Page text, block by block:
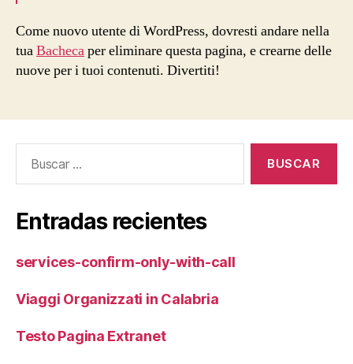
Come nuovo utente di WordPress, dovresti andare nella
tuaBachecaper eliminare questa pagina, e crearne delle
nuove per i tuoi contenuti. Divertiti!
Entradas recientes
services-confirm-only-with-call
Viaggi Organizzati in Calabria
Testo Pagina Extranet